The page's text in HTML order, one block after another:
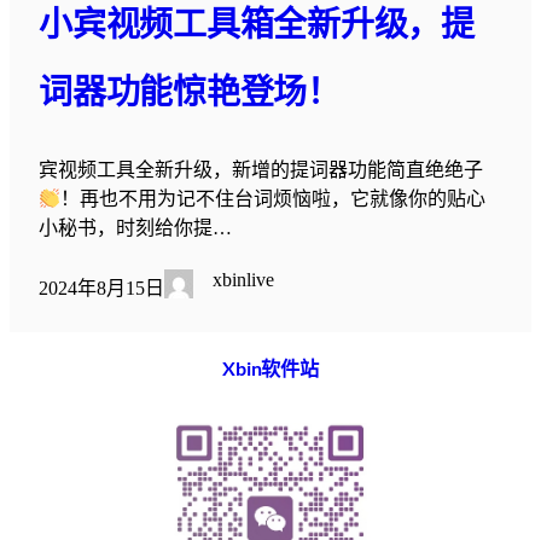
小宾视频工具箱全新升级，提
词器功能惊艳登场！
宾视频工具全新升级，新增的提词器功能简直绝绝子
！再也不用为记不住台词烦恼啦，它就像你的贴心
小秘书，时刻给你提…
2024年8月15日 xbinlive
Xbin软件站